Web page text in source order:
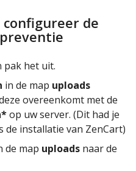
de
pak het uit.
in de map uploads
overeenkomt met de
op uw server. (Dit had je
installatie van ZenCart)
de map uploads naar de